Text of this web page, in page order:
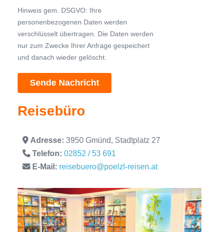
Hinweis gem. DSGVO: Ihre
personenbezogenen Daten werden
verschlüsselt übertragen. Die Daten werden
nur zum Zwecke Ihrer Anfrage gespeichert
und danach wieder gelöscht.
Reisebüro
Adresse: 3950 Gmünd, Stadtplatz 27
Telefon: 02852 / 53 691
E-Mail: reisebuero@poelzl-reisen.at